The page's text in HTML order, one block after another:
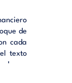
de
cada
texto
en
Los